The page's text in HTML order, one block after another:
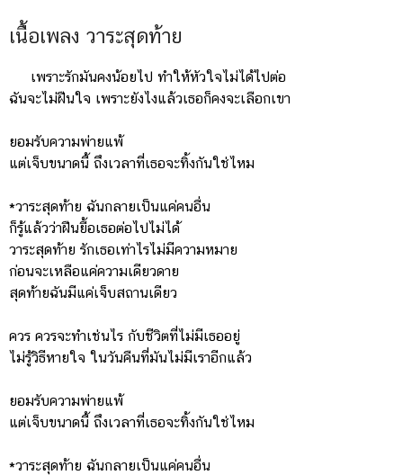
เนื้อเพลง วาระสุดท้าย
เพราะรักมันคงน้อยไป ทำให้หัวใจไม่ได้ไปต่อ
ฉันจะไม่ฝืนใจ เพราะยังไงแล้วเธอก็คงจะเลือกเขา
ยอมรับความพ่ายแพ้
แต่เจ็บขนาดนี้ ถึงเวลาที่เธอจะทิ้งกันใช่ไหม
*วาระสุดท้าย ฉันกลายเป็นแค่คนอื่น
ก็รู้แล้วว่าฝืนยื้อเธอต่อไปไม่ได้
วาระสุดท้าย รักเธอเท่าไรไม่มีความหมาย
ก่อนจะเหลือแค่ความเดียวดาย
สุดท้ายฉันมีแค่เจ็บสถานเดียว
ควร ควรจะทำเช่นไร กับชีวิตที่ไม่มีเธออยู่
ไม่รู้วิธีหายใจ ในวันคืนที่มันไม่มีเราอีกแล้ว
ยอมรับความพ่ายแพ้
แต่เจ็บขนาดนี้ ถึงเวลาที่เธอจะทิ้งกันใช่ไหม
*วาระสุดท้าย ฉันกลายเป็นแค่คนอื่น